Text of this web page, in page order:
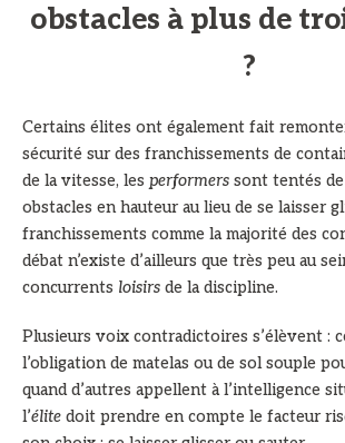
obstacles à plus de
?
Certains élites ont également fait
sécurité sur des franchissements de
de la vitesse, les performers sont tentés de
obstacles en hauteur au lieu de se laisser
franchissements comme la majorité des
débat n’existe d’ailleurs que très peu au
concurrents loisirs de la discipline.
Plusieurs voix contradictoires s’élèvent :
l’obligation de matelas ou de sol souple
quand d’autres appellent à l’intelligence
l’élite doit prendre en compte le facteur